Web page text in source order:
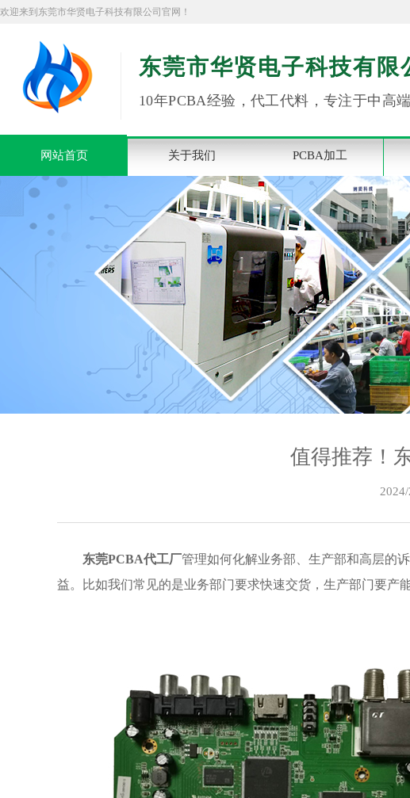
欢迎来到东莞市华贤电子科技有限公司官网！
东莞市华贤电子科技有限
10年PCBA经验，代工代料，专注于中高
网站首页 关于我们 PCBA加工
值得推荐！
东莞PCBA代工厂管理如何化解业务部、生产部和高层的
益。比如我们常见的是业务部门要求快速交货，生产部门要产